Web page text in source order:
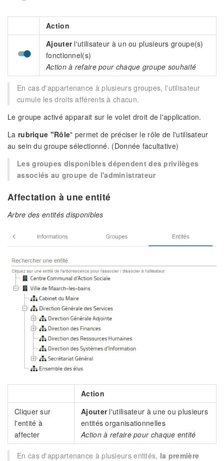
Action
Ajouterl'utilisateur à un ou plusieurs groupe(s)
fonctionnel(s)
Action à refaire pour chaque groupe souhaité
En cas d'appartenance à plusieurs groupes, l'utilisateur
cumule les droits afférents à chacun.
Le groupe activé apparait sur le volet droit de l'application.
La rubrique "Rôle" permet de préciser le rôle de l'utilisateur
au sein du groupe sélectionné. (Donnée facultative)
Les groupes disponibles dépendent des privilèges
associés au groupe de l'administrateur
Affectation à une entité
Arbre des entités disponibles
Action
Cliquer sur
l'entité à
affecter
Ajouterl'utilisateur à une ou plusieurs
entités organisationnelles
Action à refaire pour chaque entité
En cas d'appartenance à plusieurs entités, la première